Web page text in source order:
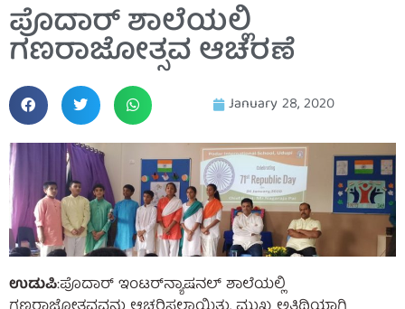
ಪೊದಾರ್ ಶಾಲೆಯಲ್ಲಿ
ಗಣರಾಜೋತ್ಸವ ಆಚರಣೆ
January 28, 2020
ಉಡುಪಿ:ಪೊದಾರ್ ಇಂಟರ್‌ನ್ಯಾಷನಲ್ ಶಾಲೆಯಲ್ಲಿ